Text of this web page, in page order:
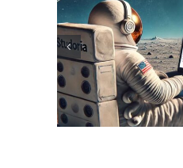
plateforme
d’apprentissage
complète pour le BTS
Comptabilité et
Gestion